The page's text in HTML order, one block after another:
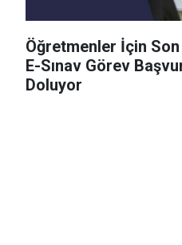
Öğretmenler İçin
E-Sınav Görev
Doluyor